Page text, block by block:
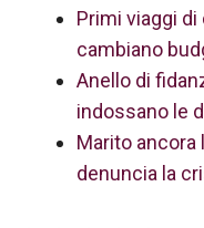
Primi viaggi
cambiano
Anello di
indossano le
Marito ancora
denuncia la